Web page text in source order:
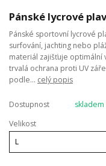
Pánské lycrové
Pánské sportovní lycrové
surfování, jachting nebo
materiál zajišťuje optimální
trvalá ochrana proti UV
podle... celý popis
Dostupnost
skladem
Velikost